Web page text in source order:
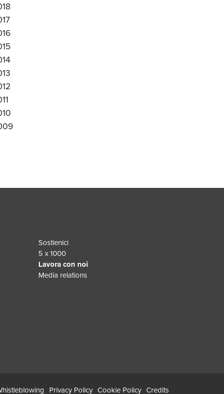
Sostienici
5 x 1000
Lavora con noi
Media relations
Privacy Policy Cookie Policy Credits